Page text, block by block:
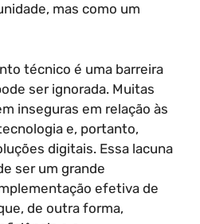
mas como um
técnico é uma barreira
ser ignorada. Muitas
inseguras em relação às
e, portanto,
digitais. Essa lacuna
ser um grande
efetiva de
de outra forma,